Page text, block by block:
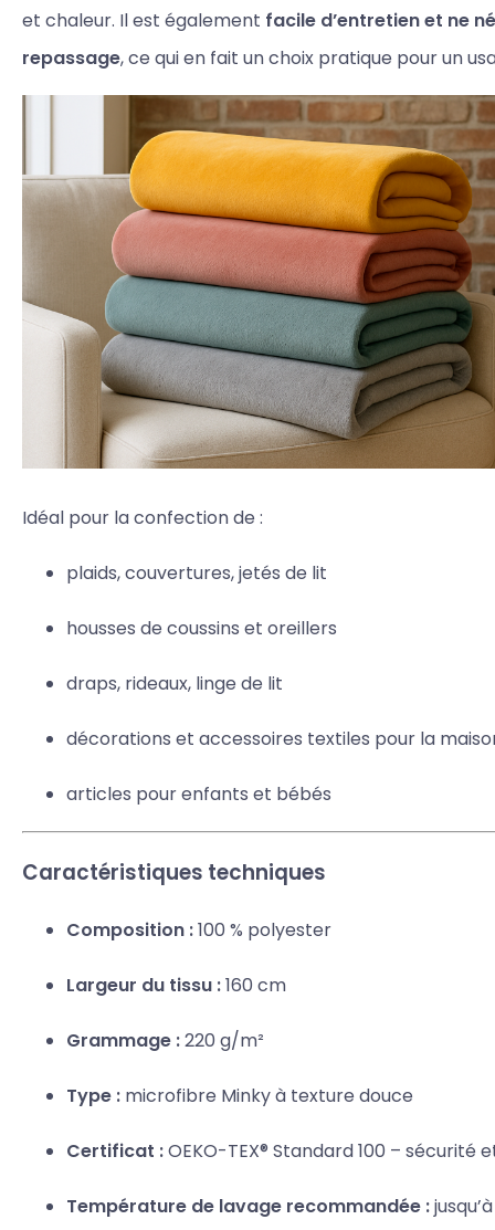
et chaleur. Il est également facile d’entretien et ne
repassage, ce qui en fait un choix pratique pour un
Idéal pour la confection de :
plaids, couvertures, jetés de lit
housses de coussins et oreillers
draps, rideaux, linge de lit
décorations et accessoires textiles pour la
articles pour enfants et bébés
Caractéristiques techniques
Composition :100 % polyester
Largeur du tissu :160 cm
Grammage :220 g/m²
Type : microfibre Minky à texture douce
Certificat :OEKO-TEX® Standard 100 –
Température de lavage recommandée :